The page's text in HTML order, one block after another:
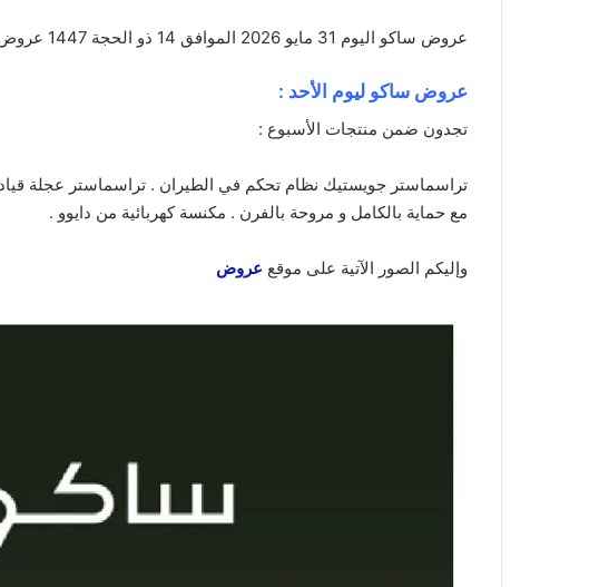
عروض ساكو اليوم 31 مايو 2026 الموافق 14 ذو الحجة 1447 عروض عيش الأجواء من بيتك . الجودة تصنع فرقاً والعروض تصنع قرارك! اختر الذكاء
عروض ساكو ليوم الأحد :
تجدون ضمن منتجات الأسبوع :
مع حماية بالكامل و مروحة بالفرن . مكنسة كهربائية من دايوو .
وإليكم الصور الآتية على موقع عروض